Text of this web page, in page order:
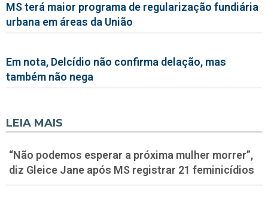
MS terá maior programa de regularização fundiária
urbana em áreas da União
Em nota, Delcídio não confirma delação, mas
também não nega
LEIA MAIS
“Não podemos esperar a próxima mulher morrer”,
diz Gleice Jane após MS registrar 21 feminicídios